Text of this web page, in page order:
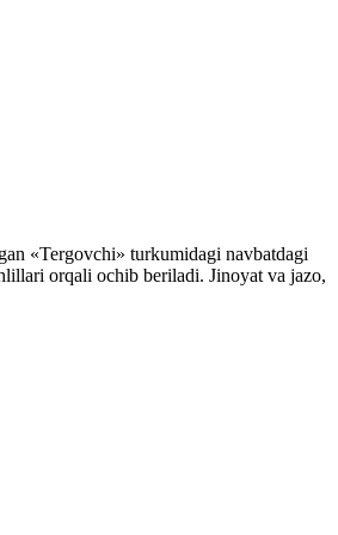
«Tergovchi» turkumidagi navbatdagi
orqali ochib beriladi. Jinoyat va jazo,